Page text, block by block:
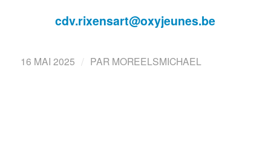
cdv.rixensart@oxyjeunes.be
16 MAI 2025 / PAR MOREELSMICHAEL